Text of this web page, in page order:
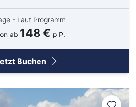
am Rhein
Scharmbeck
- Laut Programm
ab 148 € p.P.
Buchen